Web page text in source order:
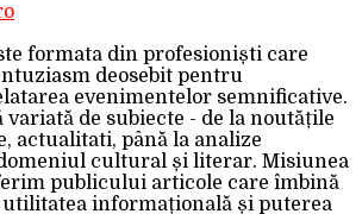
formata din profesioniști care
deosebit pentru
evenimentelor semnificative.
variată de subiecte - de la noutățile
actualitati, până la analize
cultural și literar. Misiunea
publicului articole care îmbină
informațională și puterea